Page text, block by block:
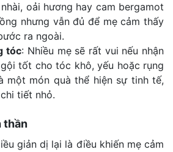
oải hương hay cam bergamot
nhưng vẫn đủ để mẹ cảm thấy
ra ngoài.
tóc: Nhiều mẹ sẽ rất vui nếu nhận
tốt cho tóc khô, yếu hoặc rụng
một món quà thể hiện sự tinh tế,
tiết nhỏ.
thần
giản dị lại là điều khiến mẹ cảm